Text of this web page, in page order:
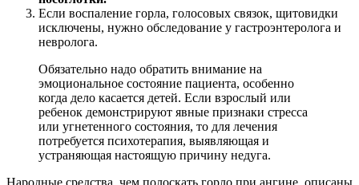
Если воспаление горла, голосовых связок, щитовидки
исключены, нужно обследование у гастроэнтеролога и
невролога.
Обязательно надо обратить внимание на
эмоциональное состояние пациента, особенно
когда дело касается детей. Если взрослый или
ребенок демонстрируют явные признаки стресса
или угнетенного состояния, то для лечения
потребуется психотерапия, выявляющая и
устраняющая настоящую причину недуга.
Народные средства, чем полоскать горло при ангине, описаны